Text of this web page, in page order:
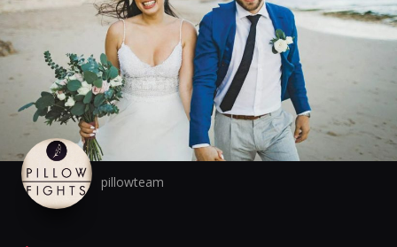
pillowteam